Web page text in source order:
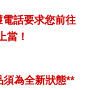
話要求您前往
當！
為全新狀態**